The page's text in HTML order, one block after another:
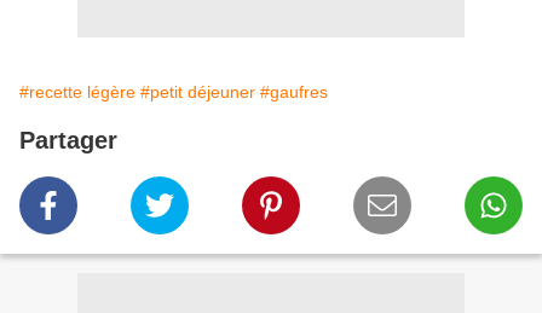
#recette légère #petit déjeuner #gaufres
Partager